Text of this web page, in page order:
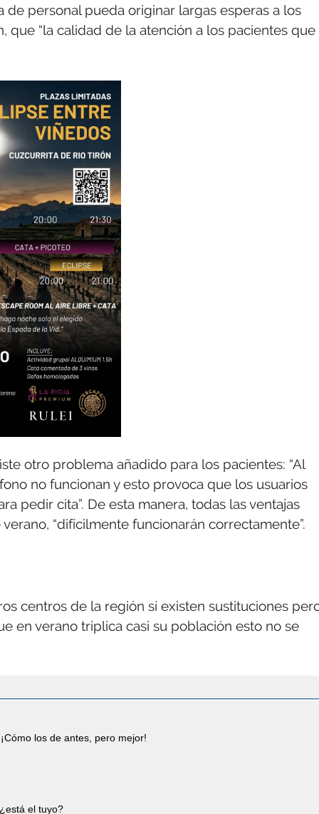
personal pueda originar largas esperas a los
que “la calidad de la atención a los pacientes que
otro problema añadido para los pacientes: “Al
no funcionan y esto provoca que los usuarios
pedir cita”. De esta manera, todas las ventajas
“difícilmente funcionarán correctamente”.
centros de la región sí existen sustituciones
en verano triplica casi su población esto no se
los de antes, pero mejor!
el tuyo?